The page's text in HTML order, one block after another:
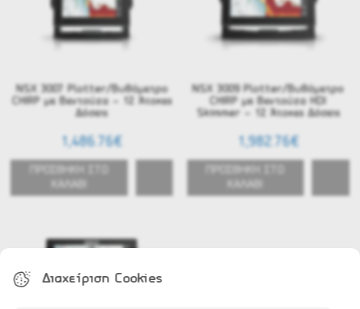
NSX 3007 Plotter/Βυθόμετρο
CHIRP με Βεντούζα - 12 Άτοκες
Δόσεις
1,486.76€
NSX 3009 Plotter/Βυθόμετρο
CHIRP με Βεντούζα HDI
Skimmer - 12 Άτοκες Δόσεις
1,982.76€
Διαχείριση Cookies